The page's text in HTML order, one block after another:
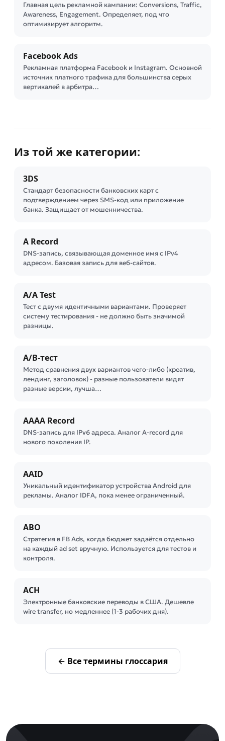
Главная цель рекламной кампании: Conversions, Traffic,
Awareness, Engagement. Определяет, под что
оптимизирует алгоритм.
Facebook Ads
Рекламная платформа Facebook и Instagram. Основной
источник платного трафика для большинства серых
вертикалей в арбитра…
Из той же категории:
3DS
Стандарт безопасности банковских карт с
подтверждением через SMS-код или приложение
банка. Защищает от мошенничества.
A Record
DNS-запись, связывающая доменное имя с IPv4
адресом. Базовая запись для веб-сайтов.
A/A Test
Тест с двумя идентичными вариантами. Проверяет
систему тестирования - не должно быть значимой
разницы.
A/B-тест
Метод сравнения двух вариантов чего-либо (креатив,
лендинг, заголовок) - разные пользователи видят
разные версии, лучша…
AAAA Record
DNS-запись для IPv6 адреса. Аналог A-record для
нового поколения IP.
AAID
Уникальный идентификатор устройства Android для
рекламы. Аналог IDFA, пока менее ограниченный.
ABO
Стратегия в FB Ads, когда бюджет задаётся отдельно
на каждый ad set вручную. Используется для тестов и
контроля.
ACH
Электронные банковские переводы в США. Дешевле
wire transfer, но медленнее (1-3 рабочих дня).
← Все термины глоссария